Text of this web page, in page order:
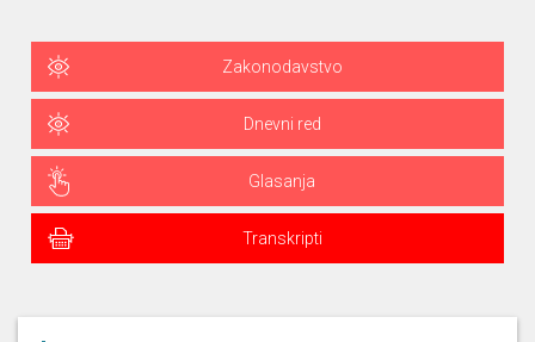
Zakonodavstvo
Dnevni red
Glasanja
Transkripti